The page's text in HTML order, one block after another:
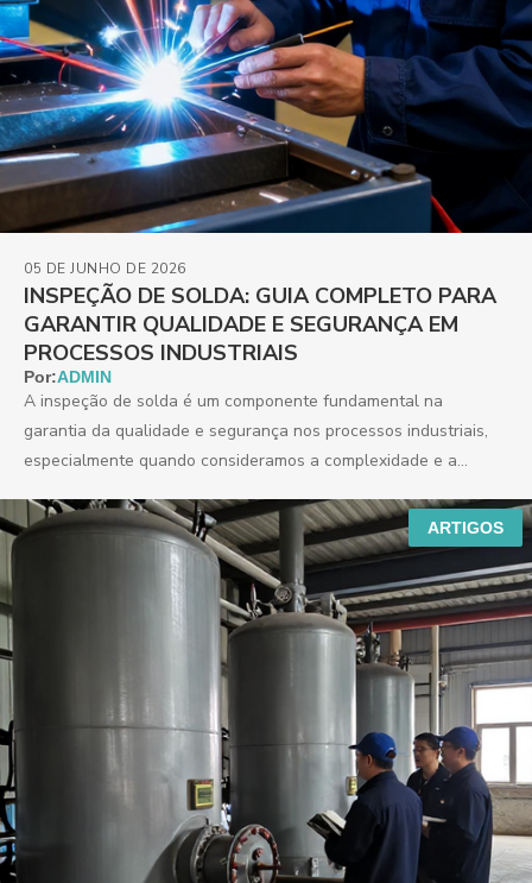
INSPEÇÃO DE SOLDA: GUIA COMPLETO PARA
GARANTIR QUALIDADE E SEGURANÇA EM
PROCESSOS INDUSTRIAIS
05 DE JUNHO DE 2026
Por:ADMIN
A inspeção de solda é um componente fundamental na
garantia da qualidade e segurança nos processos industriais,
especialmente quando consideramos a complexidade e a
ARTIGOS